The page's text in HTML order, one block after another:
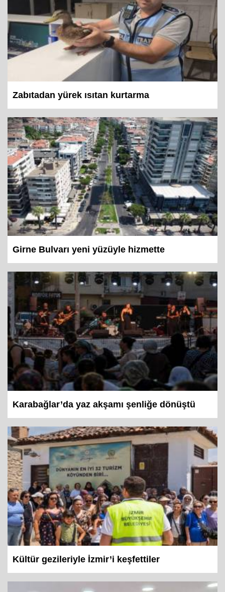
Zabıtadan yürek ısıtan kurtarma
Girne Bulvarı yeni yüzüyle hizmette
Karabağlar’da yaz akşamı şenliğe dönüştü
Kültür gezileriyle İzmir’i keşfettiler